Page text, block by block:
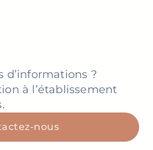
d’informations ?
à l’établissement
nous